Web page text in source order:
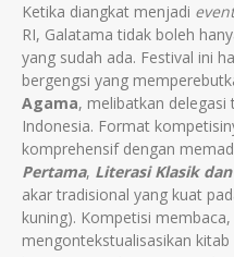
Ketika diangkat menjadi event
RI, Galatama tidak boleh
yang sudah ada. Festival ini
bergengsi yang
Agama, melibatkan delegasi
Indonesia. Format
komprehensif dengan
Pertama, Literasi Klasik
akar tradisional yang kuat
kuning). Kompetisi
mengontekstualisasikan kitab